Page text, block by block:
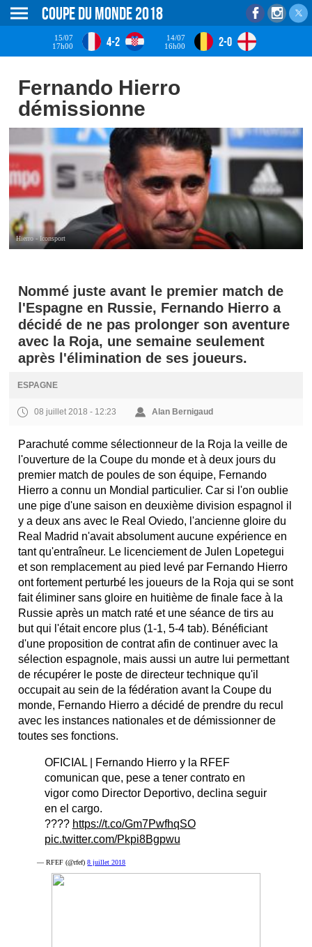
Coupe du monde 2018
15/07
17h00
4-2
14/07
16h00
2-0
Fernando Hierro
démissionne
Hierro - Iconsport
Nommé juste avant le premier match de
l'Espagne en Russie, Fernando Hierro a
décidé de ne pas prolonger son aventure
avec la Roja, une semaine seulement
après l'élimination de ses joueurs.
ESPAGNE
08 juillet 2018 - 12:23 Alan Bernigaud
Parachuté comme sélectionneur de la Roja la veille de
l'ouverture de la Coupe du monde et à deux jours du
premier match de poules de son équipe, Fernando
Hierro a connu un Mondial particulier. Car si l'on oublie
une pige d'une saison en deuxième division espagnol il
y a deux ans avec le Real Oviedo, l'ancienne gloire du
Real Madrid n'avait absolument aucune expérience en
tant qu'entraîneur. Le licenciement de Julen Lopetegui
et son remplacement au pied levé par Fernando Hierro
ont fortement perturbé les joueurs de la Roja qui se sont
fait éliminer sans gloire en huitième de finale face à la
Russie après un match raté et une séance de tirs au
but qui l'était encore plus (1-1, 5-4 tab). Bénéficiant
d'une proposition de contrat afin de continuer avec la
sélection espagnole, mais aussi un autre lui permettant
de récupérer le poste de directeur technique qu'il
occupait au sein de la fédération avant la Coupe du
monde, Fernando Hierro a décidé de prendre du recul
avec les instances nationales et de démissionner de
toutes ses fonctions.
OFICIAL | Fernando Hierro y la RFEF
comunican que, pese a tener contrato en
vigor como Director Deportivo, declina seguir
en el cargo.
???? https://t.co/Gm7PwfhqSO
pic.twitter.com/Pkpi8Bgpwu
— RFEF (@rfef)8 juillet 2018